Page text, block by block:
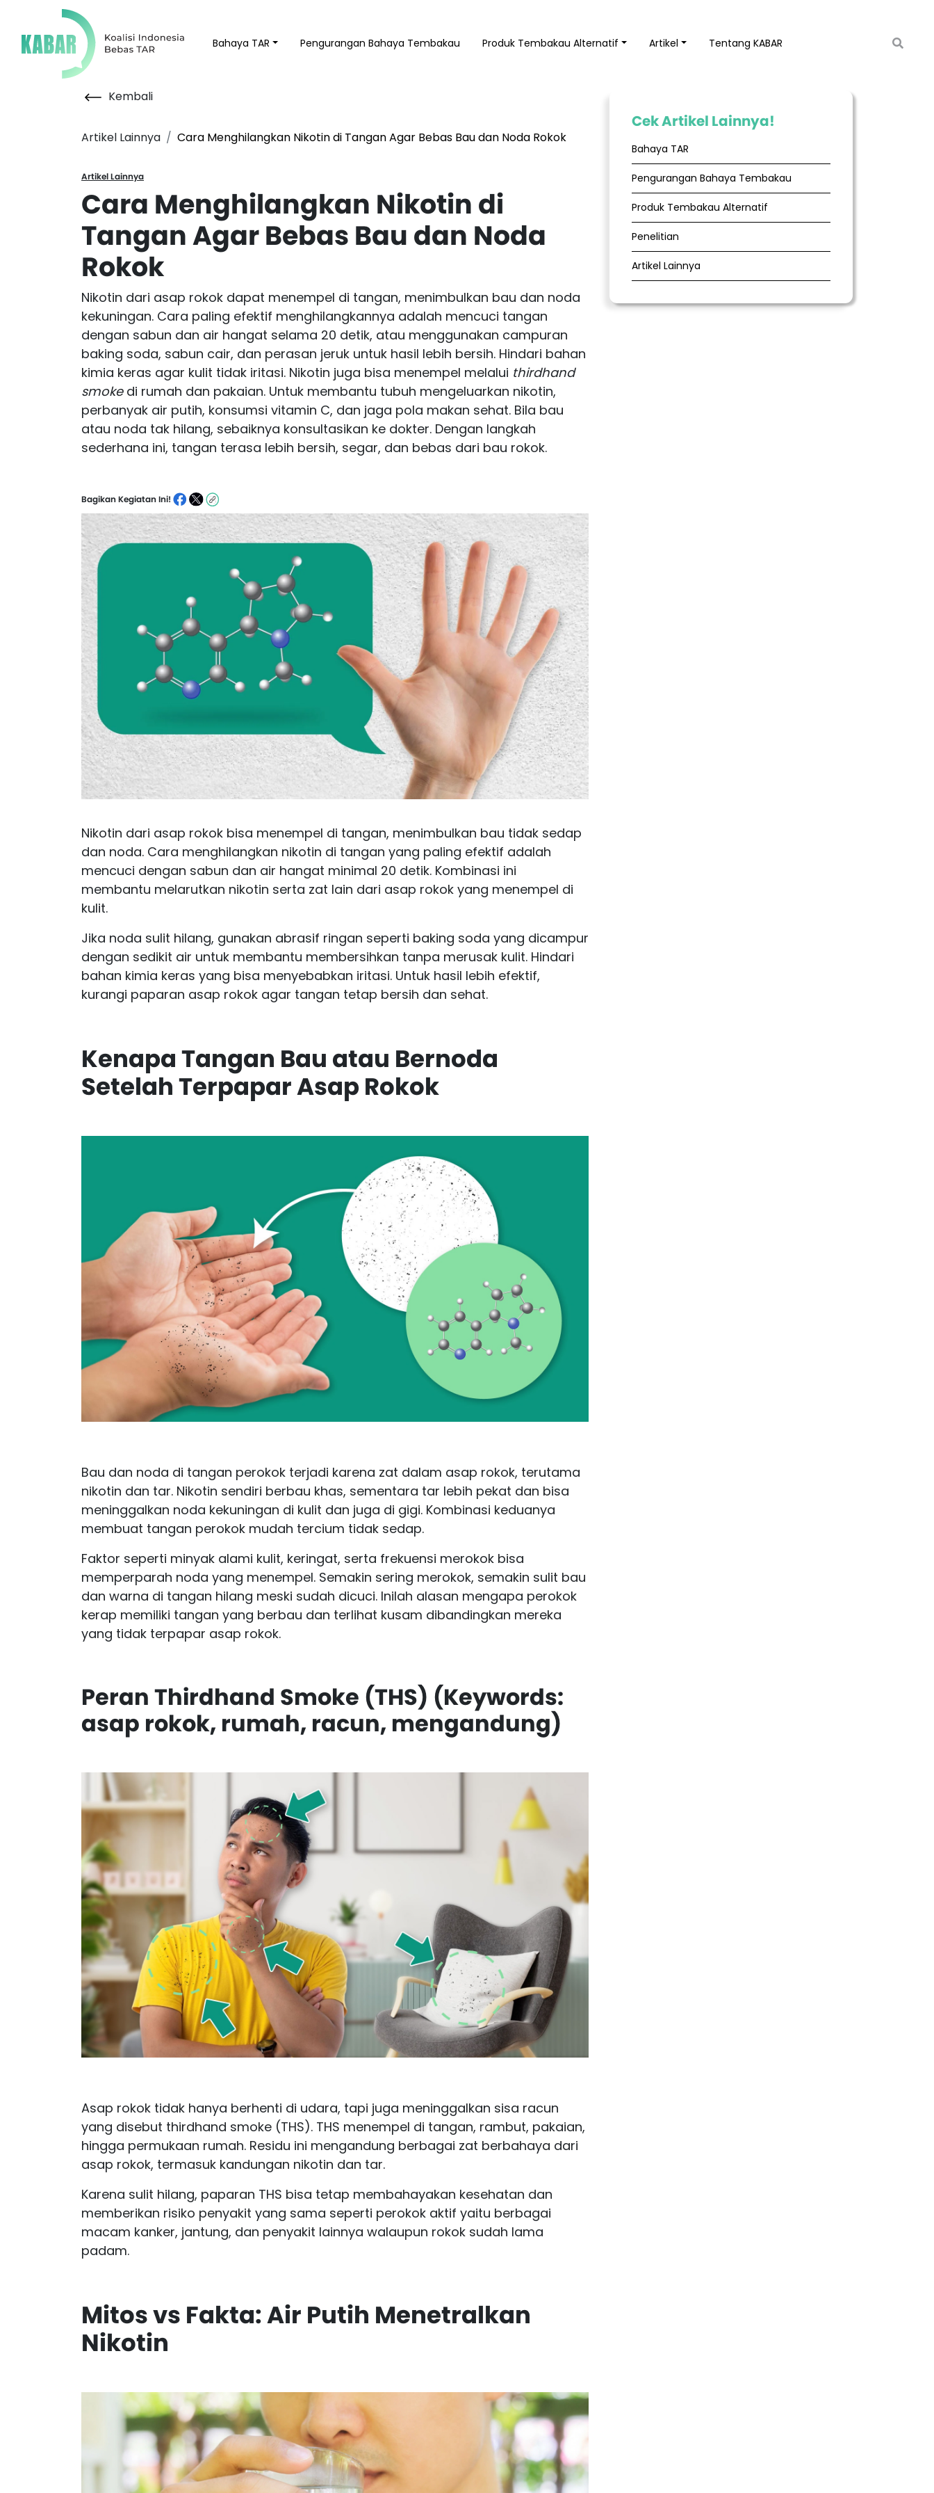
Bahaya TAR Pengurangan Bahaya Tembakau Produk Tembakau Alternatif Artikel Tentang KABAR
Kembali
Artikel Lainnya Cara Menghilangkan Nikotin di Tangan Agar Bebas Bau dan Noda Rokok
Artikel Lainnya
Cara Menghilangkan Nikotin di
Tangan Agar Bebas Bau dan Noda
Rokok
Nikotin dari asap rokok dapat menempel di tangan, menimbulkan bau dan noda
kekuningan. Cara paling efektif menghilangkannya adalah mencuci tangan
dengan sabun dan air hangat selama 20 detik, atau menggunakan campuran
baking soda, sabun cair, dan perasan jeruk untuk hasil lebih bersih. Hindari bahan
kimia keras agar kulit tidak iritasi. Nikotin juga bisa menempel melalui thirdhand
smokedi rumah dan pakaian. Untuk membantu tubuh mengeluarkan nikotin,
perbanyak air putih, konsumsi vitamin C, dan jaga pola makan sehat. Bila bau
atau noda tak hilang, sebaiknya konsultasikan ke dokter. Dengan langkah
sederhana ini, tangan terasa lebih bersih, segar, dan bebas dari bau rokok.
Bagikan Kegiatan Ini!
Nikotin dari asap rokok bisa menempel di tangan, menimbulkan bau tidak sedap
dan noda. Cara menghilangkan nikotin di tangan yang paling efektif adalah
mencuci dengan sabun dan air hangat minimal 20 detik. Kombinasi ini
membantu melarutkan nikotin serta zat lain dari asap rokok yang menempel di
kulit.
Jika noda sulit hilang, gunakan abrasif ringan seperti baking soda yang dicampur
dengan sedikit air untuk membantu membersihkan tanpa merusak kulit. Hindari
bahan kimia keras yang bisa menyebabkan iritasi. Untuk hasil lebih efektif,
kurangi paparan asap rokok agar tangan tetap bersih dan sehat.
Kenapa Tangan Bau atau Bernoda
Setelah Terpapar Asap Rokok
Bau dan noda di tangan perokok terjadi karena zat dalam asap rokok, terutama
nikotin dan tar. Nikotin sendiri berbau khas, sementara tar lebih pekat dan bisa
meninggalkan noda kekuningan di kulit dan juga di gigi. Kombinasi keduanya
membuat tangan perokok mudah tercium tidak sedap.
Faktor seperti minyak alami kulit, keringat, serta frekuensi merokok bisa
memperparah noda yang menempel. Semakin sering merokok, semakin sulit bau
dan warna di tangan hilang meski sudah dicuci. Inilah alasan mengapa perokok
kerap memiliki tangan yang berbau dan terlihat kusam dibandingkan mereka
yang tidak terpapar asap rokok.
Peran Thirdhand Smoke (THS) (Keywords:
asap rokok, rumah, racun, mengandung)
Asap rokok tidak hanya berhenti di udara, tapi juga meninggalkan sisa racun
yang disebut thirdhand smoke (THS). THS menempel di tangan, rambut, pakaian,
hingga permukaan rumah. Residu ini mengandung berbagai zat berbahaya dari
asap rokok, termasuk kandungan nikotin dan tar.
Karena sulit hilang, paparan THS bisa tetap membahayakan kesehatan dan
memberikan risiko penyakit yang sama seperti perokok aktif yaitu berbagai
macam kanker, jantung, dan penyakit lainnya walaupun rokok sudah lama
padam.
Mitos vs Fakta: Air Putih Menetralkan
Nikotin
Cek Artikel Lainnya!
Bahaya TAR
Pengurangan Bahaya Tembakau
Produk Tembakau Alternatif
Penelitian
Artikel Lainnya